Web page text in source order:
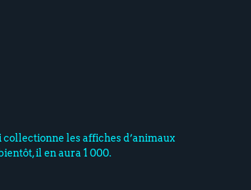
collectionne les affiches d’animaux
il en aura 1 000.